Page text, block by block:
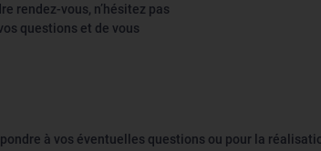
rendez-vous, n’hésitez pas
questions et de vous
à vos éventuelles questions ou pour la